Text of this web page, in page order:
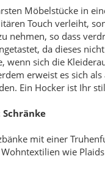
Möbelstücke in
Touch verleiht,
nehmen, so dass
da dieses
wenn sich die
erweist es sich
Ein Hocker ist Ihr
mit einer
wie
Beatrice
ab549,00 €